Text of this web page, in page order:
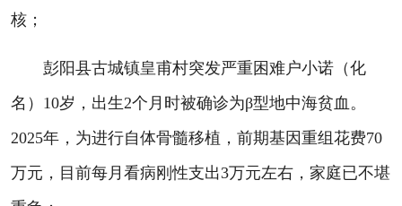
核；
彭阳县古城镇皇甫村突发严重困难户小诺（化
名）10岁，出生2个月时被确诊为β型地中海贫血。
2025年，为进行自体骨髓移植，前期基因重组花费70
万元，目前每月看病刚性支出3万元左右，家庭已不堪